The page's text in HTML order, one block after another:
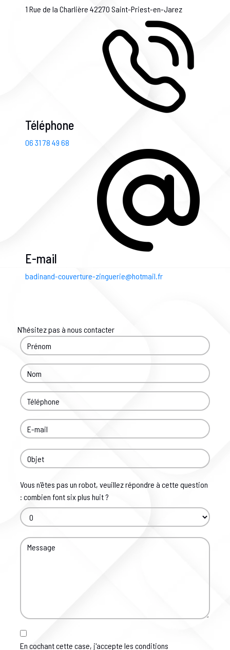
1 Rue de la Charlière 42270 Saint-Priest-en-Jarez
Téléphone
06 31 78 49 68
E-mail
badinand-couverture-zinguerie@hotmail.fr
N'hésitez pas à nous contacter
Vous n'êtes pas un robot, veuillez répondre à cette question
: combien font six plus huit ?
En cochant cette case, j'accepte les conditions